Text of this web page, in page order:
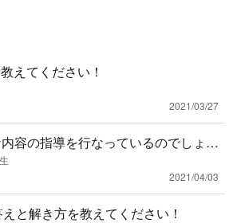
えてください！
2021/03/27
容の指導を行なっているのでしょう
ので、詳しい評判を聞きたいです
2021/04/03
と解き方を教えてください！